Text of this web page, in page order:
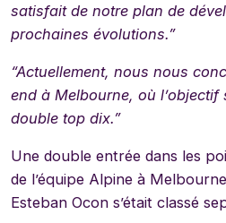
satisfait de notre plan de
prochaines évolutions.”
“Actuellement, nous nous
end à Melbourne, où l’objectif
double top dix.”
Une double entrée dans les
de l’équipe Alpine à
Esteban Ocon s’était classé